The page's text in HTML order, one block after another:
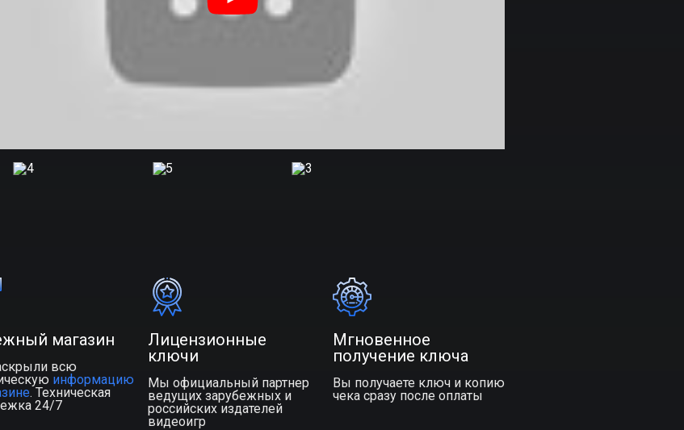
магазин
всю
информацию
. Техническая
24/7
Лицензионные
ключи
Мы официальный партнер
ведущих зарубежных и
российских издателей
видеоигр
Мгновенное
получение ключа
Вы получаете ключ и копию
чека сразу после оплаты